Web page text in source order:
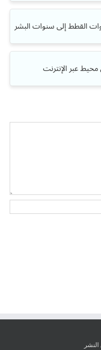
القطط إلى سنوات البشر
عبر الإنترنت